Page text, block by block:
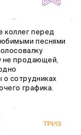
коллег перед
песнями
не продающей,
сотрудниках
графика.